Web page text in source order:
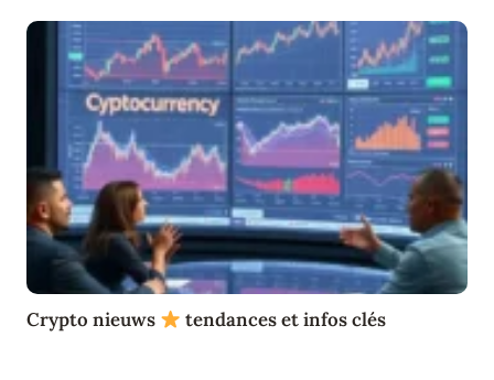
Crypto nieuws tendances et infos clés